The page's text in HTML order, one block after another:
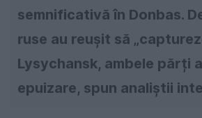
semnificativă în Donbas.
ruse au reușit să
Lysychansk, ambele părți
epuizare, spun analiștii